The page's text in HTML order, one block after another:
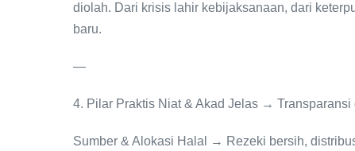
diolah. Dari krisis lahir kebijaksanaan, dari
baru.
—
4. Pilar Praktis Niat & Akad Jelas → Transparansi
Sumber & Alokasi Halal → Rezeki bersih,